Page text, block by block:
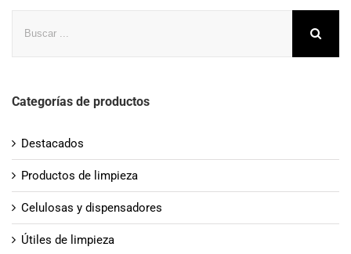
Categorías de productos
Destacados
Productos de limpieza
Celulosas y dispensadores
Útiles de limpieza